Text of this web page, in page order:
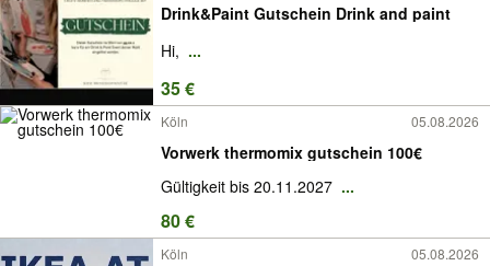
Drink&Paint Gutschein Drink and paint
Hi, ...
35 €
Köln 05.08.2026
Vorwerk thermomix gutschein 100€
Gültigkeit bis 20.11.2027 ...
80 €
Köln 05.08.2026